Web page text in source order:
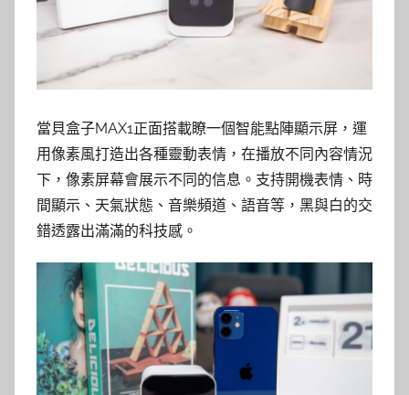
當貝盒子MAX1正面搭載瞭一個智能點陣顯示屏，運
用像素風打造出各種靈動表情，在播放不同內容情況
下，像素屏幕會展示不同的信息。支持開機表情、時
間顯示、天氣狀態、音樂頻道、語音等，黑與白的交
錯透露出滿滿的科技感。